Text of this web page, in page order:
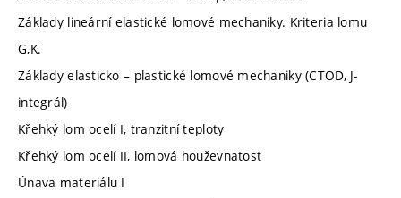
Základy lineární elastické lomové mechaniky. Kriteria lomu
G,K.
Základy elasticko – plastické lomové mechaniky (CTOD, J-
integrál)
Křehký lom ocelí I, tranzitní teploty
Křehký lom ocelí II, lomová houževnatost
Únava materiálu I